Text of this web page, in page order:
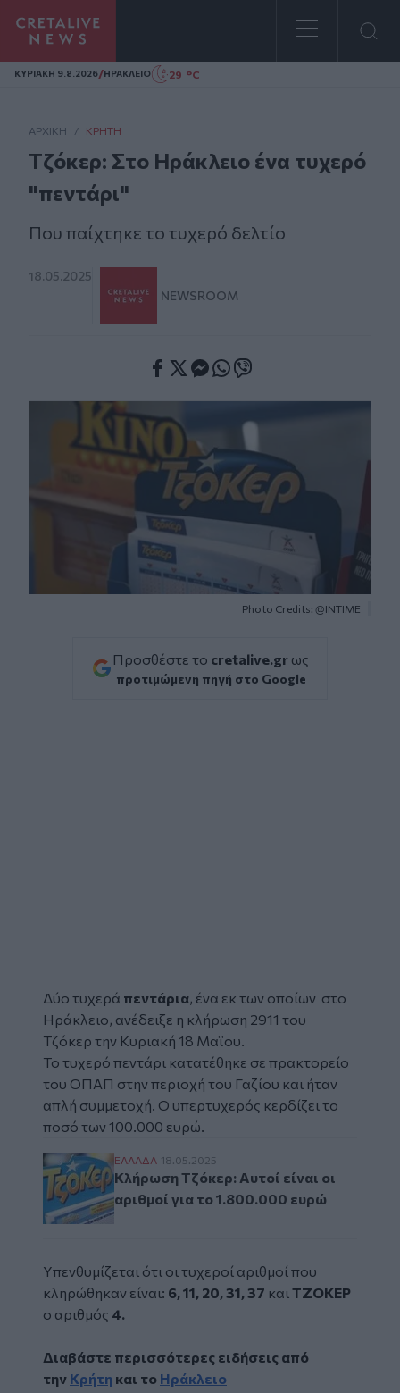
Homepage
ΚΥΡΙΑΚΗ 9.8.2026/ΗΡΑΚΛΕΙΟ 29 °C
ΑΡΧΙΚΗ / ΚΡΉΤΗ
Τζόκερ: Στο Ηράκλειο ένα τυχερό
"πεντάρι"
Που παίχτηκε το τυχερό δελτίο
18.05.2025
NEWSROOM
Photo Credits: @INTIME
Προσθέστε το cretalive.gr ως
προτιμώμενη πηγή στο Google
Δύο τυχερά πεντάρια, ένα εκ των οποίων στο
Ηράκλειο, ανέδειξε η κλήρωση 2911 του
Τζόκερ την Κυριακή 18 Μαΐου.
Το τυχερό πεντάρι κατατέθηκε σε πρακτορείο
του ΟΠΑΠ στην περιοχή του Γαζίου και ήταν
απλή συμμετοχή. Ο υπερτυχερός κερδίζει το
ποσό των 100.000 ευρώ.
Κλήρωση Τζόκερ: Αυτοί είναι οι αριθμοί
ΕΛΛAΔΑ 18.05.2025
Κλήρωση Τζόκερ: Αυτοί είναι οι
αριθμοί για το 1.800.000 ευρώ
Υπενθυμίζεται ότι οι τυχεροί αριθμοί που
κληρώθηκαν είναι: 6, 11, 20, 31, 37 και ΤΖΟΚΕΡ
ο αριθμός 4.
Διαβάστε περισσότερες ειδήσεις από
την Κρήτη και το Ηράκλειο